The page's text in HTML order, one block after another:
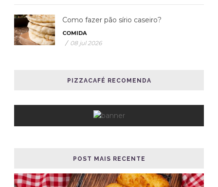
Como fazer pão sírio caseiro?
COMIDA
/ 08 jul 2026
PIZZACAFÉ RECOMENDA
POST MAIS RECENTE